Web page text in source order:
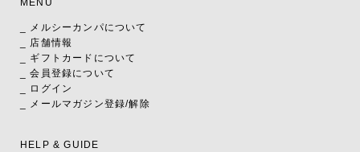
MENU
_ メルシーカンパについて
_ 店舗情報
_ ギフトカードについて
_ 会員登録について
_ ログイン
_ メールマガジン登録/解除
HELP & GUIDE